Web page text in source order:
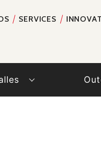
SERVICES